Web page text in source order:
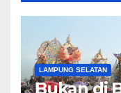
LAMPUNG SELATAN
Bukan di